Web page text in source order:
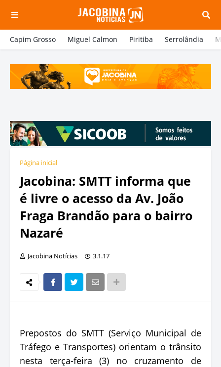
Capim Grosso Miguel Calmon Piritiba Serrolândia
Página inicial
Jacobina: SMTT informa que
é livre o acesso da Av. João
Fraga Brandão para o bairro
Nazaré
Jacobina Notícias 3.1.17
Prepostos do SMTT (Serviço Municipal de
Tráfego e Transportes) orientam o trânsito
nesta terça-feira (3) no cruzamento de